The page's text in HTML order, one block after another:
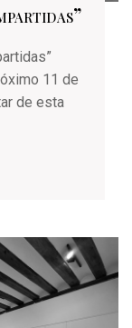
11 de
de esta